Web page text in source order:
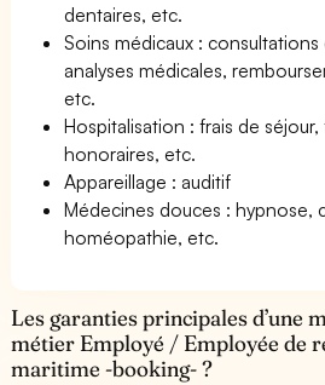
dentaires, etc.
Soins médicaux :
analyses médicales,
etc.
Hospitalisation : frais de
honoraires, etc.
Appareillage : auditif
Médecines douces : hypnose,
homéopathie, etc.
Les garanties principales d’une
métier Employé / Employée de
maritime -booking- ?